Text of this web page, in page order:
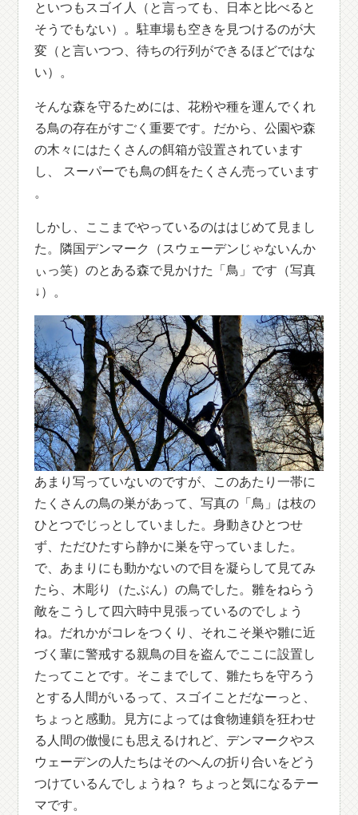
といつもスゴイ人（と言っても、日本と比べると
そうでもない）。駐車場も空きを見つけるのが大
変（と言いつつ、待ちの行列ができるほどではな
い）。
そんな森を守るためには、花粉や種を運んでくれ
る鳥の存在がすごく重要です。だから、公園や森
の木々にはたくさんの餌箱が設置されています
し、 スーパーでも鳥の餌をたくさん売っています
。
しかし、ここまでやっているのははじめて見まし
た。隣国デンマーク（スウェーデンじゃないんか
ぃっ笑）のとある森で見かけた「鳥」です（写真
↓）。
あまり写っていないのですが、このあたり一帯に
たくさんの鳥の巣があって、写真の「鳥」は枝の
ひとつでじっとしていました。身動きひとつせ
ず、ただひたすら静かに巣を守っていました。
で、あまりにも動かないので目を凝らして見てみ
たら、木彫り（たぶん）の鳥でした。雛をねらう
敵をこうして四六時中見張っているのでしょう
ね。だれかがコレをつくり、それこそ巣や雛に近
づく輩に警戒する親鳥の目を盗んでここに設置し
たってことです。そこまでして、雛たちを守ろう
とする人間がいるって、スゴイことだなーっと、
ちょっと感動。見方によっては食物連鎖を狂わせ
る人間の傲慢にも思えるけれど、デンマークやス
ウェーデンの人たちはそのへんの折り合いをどう
つけているんでしょうね？ ちょっと気になるテー
マです。